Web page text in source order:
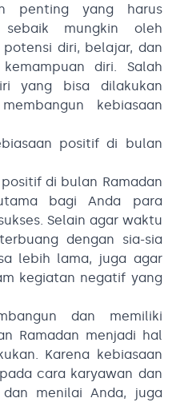
penting yang harus
sebaik mungkin oleh
diri, belajar, dan
diri. Salah
yang bisa dilakukan
kebiasaan
positif di bulan
di bulan Ramadan
bagi Anda para
Selain agar waktu
dengan sia-sia
lebih lama, juga agar
kegiatan negatif yang
dan memiliki
Ramadan menjadi hal
Karena kebiasaan
cara karyawan dan
menilai Anda, juga